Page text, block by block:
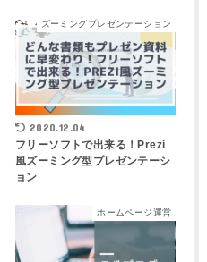
ズーミングプレゼンテーション
2020.12.04
フリーソフトで出来る！Prezi
風ズーミング型プレゼンテーシ
ョン
ホームページ運営